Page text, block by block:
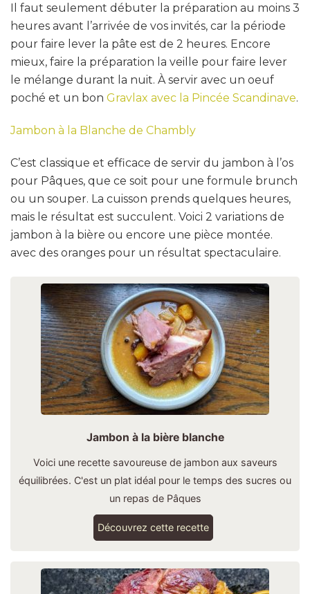
Il faut seulement débuter la préparation au moins 3
heures avant l’arrivée de vos invités, car la période
pour faire lever la pâte est de 2 heures. Encore
mieux, faire la préparation la veille pour faire lever
le mélange durant la nuit. À servir avec un oeuf
poché et un bon Gravlax avec la Pincée Scandinave.
Jambon à la Blanche de Chambly
C’est classique et efficace de servir du jambon à l’os
pour Pâques, que ce soit pour une formule brunch
ou un souper. La cuisson prends quelques heures,
mais le résultat est succulent. Voici 2 variations de
jambon à la bière ou encore une pièce montée.
avec des oranges pour un résultat spectaculaire.
Jambon à la bière blanche
Voici une recette savoureuse de jambon aux saveurs
équilibrées. C'est un plat idéal pour le temps des sucres ou
un repas de Pâques
Découvrez cette recette